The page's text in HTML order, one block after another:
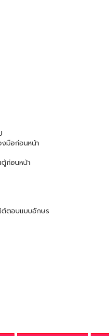
งมือก่อนหน้า
ตู้ก่อนหน้า
ต้ตอบแบบอักษร